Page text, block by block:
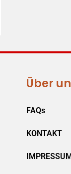
Über
FAQs
KONTAKT
IMPRESSUM